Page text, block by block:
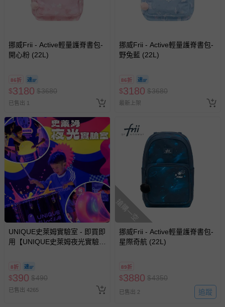
-新生兒親膚衣物（嬰幼兒包巾與背巾、包屁衣、學習
褲、紗布衣等）。
-其他原廠盒裝商品封口處已貼上「不可拆封」，或具警
示字句等說明貼紙、封條者。
國際航空、客運、訂房等服務。
相關的退換貨辦理流程，可詳見：退換貨 & 退款問題
其他常見問題：
運送服務：目前提供的運送僅限台灣本島。如您位於離島地
區，可能會無法配送，或須依據商品需加收離島運費。廠商
亦保留出貨與否的權利。離島、偏遠地區、樓層親送等加價
費用，可能會另需加收。
商品實際的配達日期，可於訂單個人資料內的查詢訂單內，
已出貨通知之訊息為主。
如您收到商品，請依正常流程檢查是否完好，若商品遇瑕疵
情形，您可申請更換新品或退貨，請見：退貨的辦理流程。
若您對於會員帳號、商品訂購與資訊、購物流程、付款方
問，你可詳見：
媽咪愛客服中心。
預購商品：預購為海外同步代購，遇缺貨即會通知媽咪並協
助取消退款事宜。
挪威Frii - Active輕量護脊書包-
開心粉 (22L)
86折
$3180 $3680
已售出 1
挪威Frii - Active輕量護脊書包-
野兔藍 (22L)
86折
$3180 $3680
最新上架
UNIQUE史萊姆實驗室 - 即買即
用【UNIQUE史萊姆夜光實驗室
8/30 (電子票券，於展期現場憑
訂單編號兌換，逾期作廢) (大
人小孩均一價(3歲以上需購票))
8折
$390 $490
已售出 4265
搶購一空
挪威Frii - Active輕量護脊書包-
星際奇航 (22L)
89折
$3880 $4350
已售出 2 追蹤